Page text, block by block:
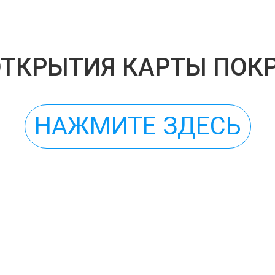
КАРТЫ
НАЖМИТЕ ЗДЕСЬ